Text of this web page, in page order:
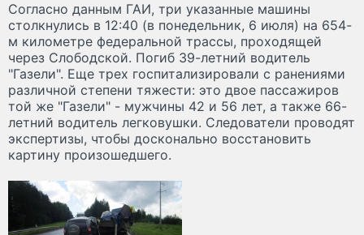
Согласно данным ГАИ, три указанные машины
столкнулись в 12:40 (в понедельник, 6 июля) на 654-
м километре федеральной трассы, проходящей
через Слободской. Погиб 39-летний водитель
"Газели". Еще трех госпитализировали с ранениями
различной степени тяжести: это двое пассажиров
той же "Газели" - мужчины 42 и 56 лет, а также 66-
летний водитель легковушки. Следователи проводят
экспертизы, чтобы досконально восстановить
картину произошедшего.